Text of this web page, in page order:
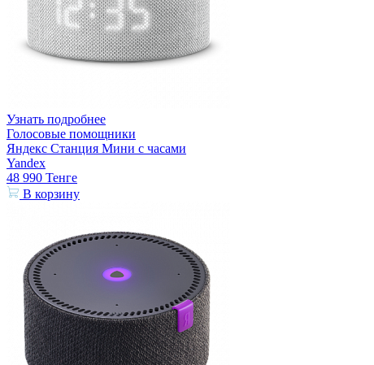
Узнать подробнее
Голосовые помощники
Яндекс Станция Мини с часами
Yandex
48 990 Тенге
В корзину